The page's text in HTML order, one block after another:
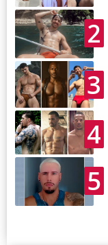
2
3
4
5